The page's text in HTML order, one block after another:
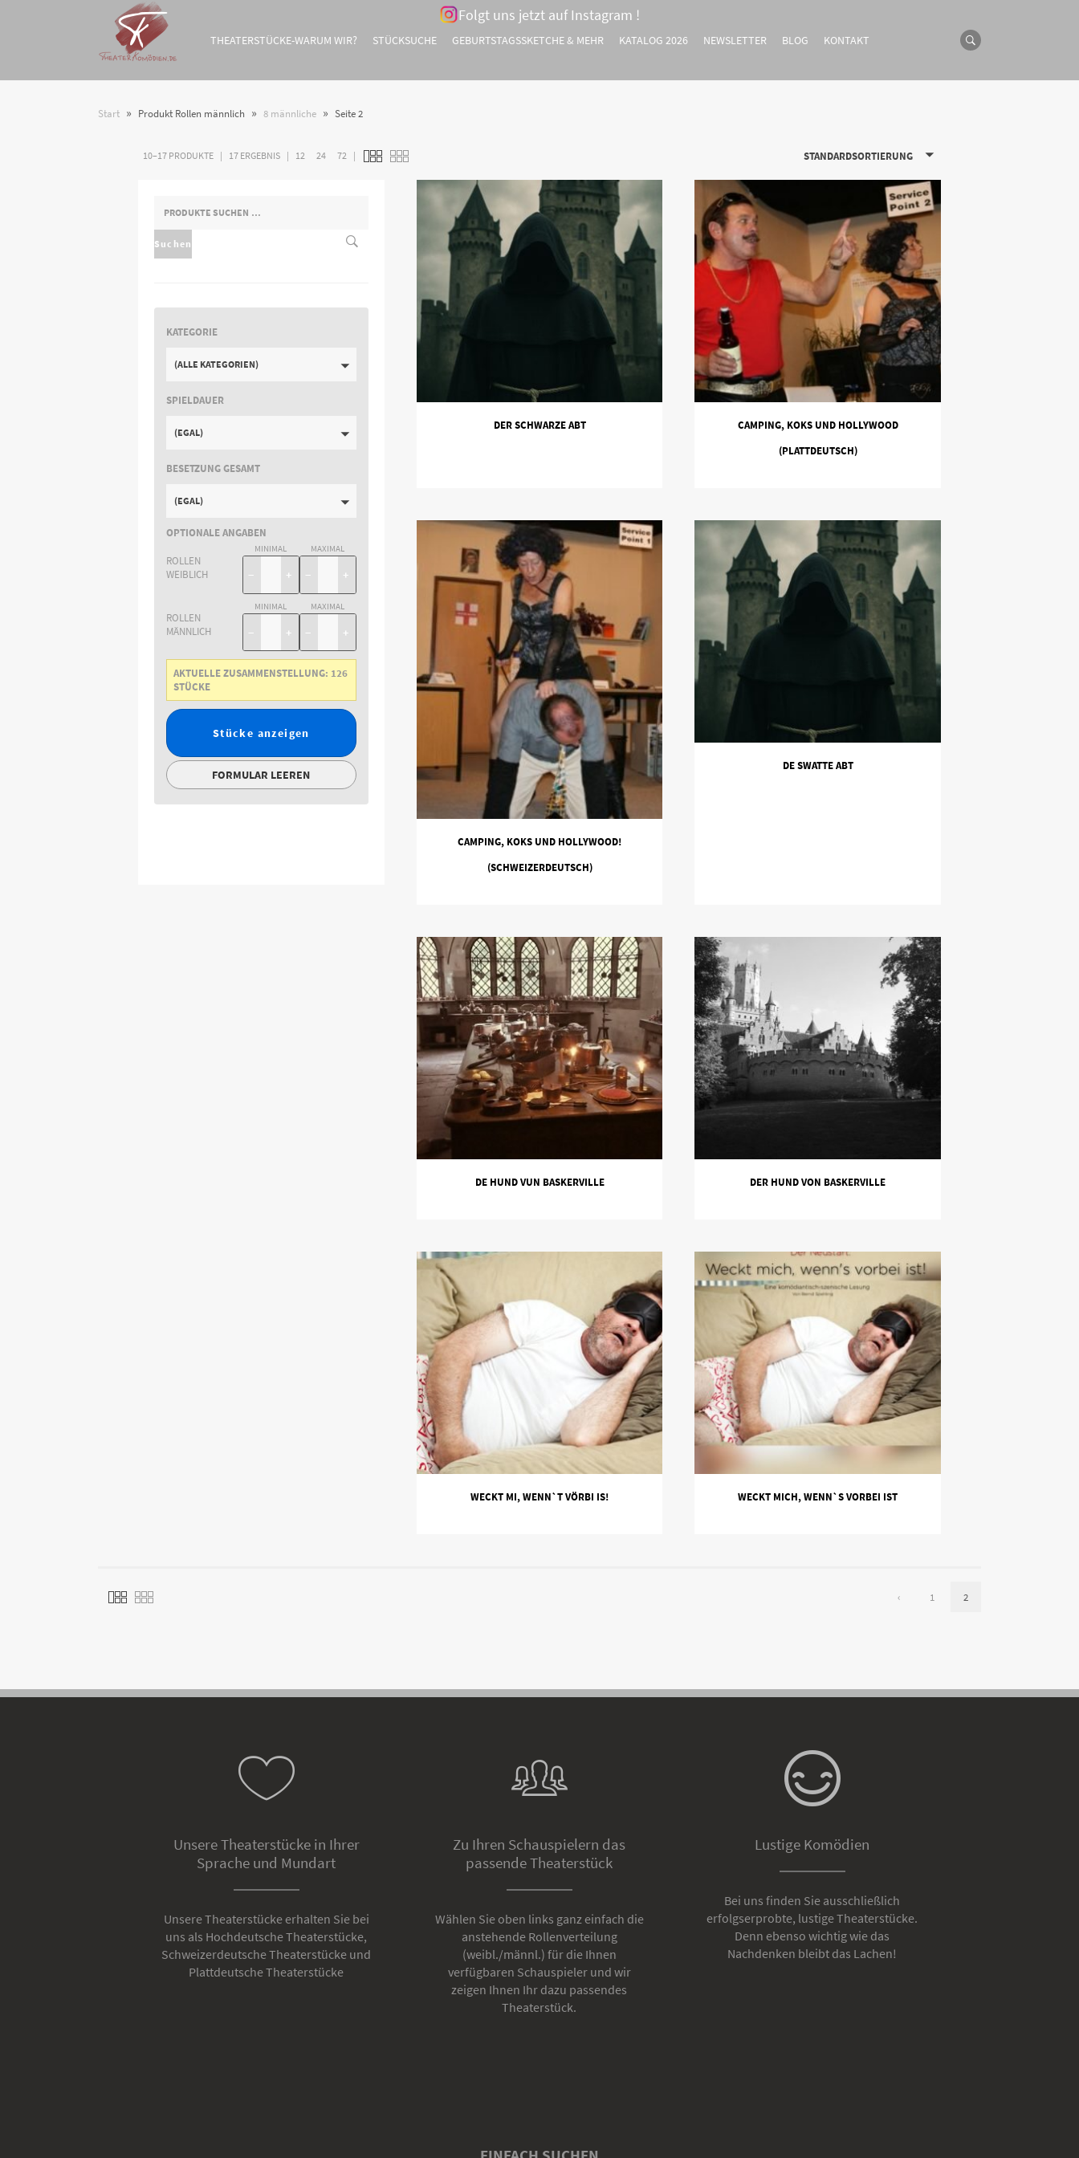
Folgt uns jetzt auf Instagram !
THEATERSTÜCKE-WARUM WIR? STÜCKSUCHE GEBURTSTAGSSKETCHE & MEHR KATALOG 2026 NEWSLETTER BLOG KONTAKT
Start » Produkt Rollen männlich » 8 männliche » Seite 2
10–17 PRODUKTE 17 ERGEBNIS 12 24 72 STANDARDSORTIERUNG
DER SCHWARZE ABT
CAMPING, KOKS UND HOLLYWOOD
(PLATTDEUTSCH)
CAMPING, KOKS UND HOLLYWOOD!
(SCHWEIZERDEUTSCH)
DE SWATTE ABT
DE HUND VUN BASKERVILLE DER HUND VON BASKERVILLE
WECKT MI, WENN`T VÖRBI IS! WECKT MICH, WENN`S VORBEI IST
SUCHEN
NACH:
Suchen
KATEGORIE
(ALLE KATEGORIEN)
SPIELDAUER
(EGAL)
BESETZUNG GESAMT
(EGAL)
OPTIONALE ANGABEN
ROLLEN
WEIBLICH
MINIMAL
− +
MAXIMAL
− +
ROLLEN
MÄNNLICH
MINIMAL
− +
MAXIMAL
− +
AKTUELLE ZUSAMMENSTELLUNG: 126
STÜCKE
Stücke anzeigen
FORMULAR LEEREN
‹ 1 2
Unsere Theaterstücke in Ihrer
Sprache und Mundart
Unsere Theaterstücke erhalten Sie bei
uns als Hochdeutsche Theaterstücke,
Schweizerdeutsche Theaterstücke und
Plattdeutsche Theaterstücke
Zu Ihren Schauspielern das
passende Theaterstück
Wählen Sie oben links ganz einfach die
anstehende Rollenverteilung
(weibl./männl.) für die Ihnen
verfügbaren Schauspieler und wir
zeigen Ihnen Ihr dazu passendes
Theaterstück.
Lustige Komödien
Bei uns finden Sie ausschließlich
erfolgserprobte, lustige Theaterstücke.
Denn ebenso wichtig wie das
Nachdenken bleibt das Lachen!